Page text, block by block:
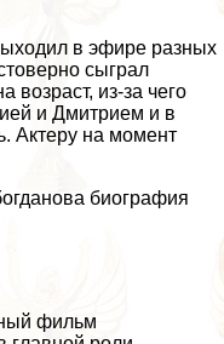
в эфире разных
сыграл
возраст, из-за чего
и Дмитрием и в
Актеру на момент
биография
фильм